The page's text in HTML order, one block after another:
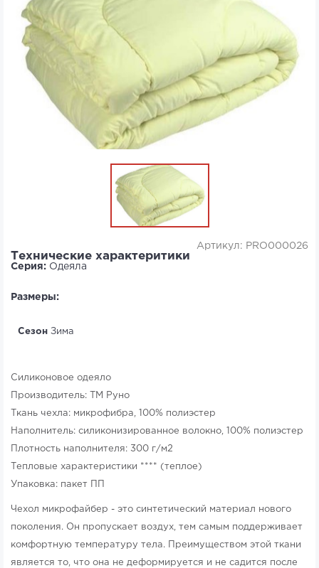
Артикул: PRO000026
Технические характеритики
Серия: Одеяла
Размеры:
Сезон Зима
Силиконовое одеяло
Производитель: ТМ Руно
Ткань чехла: микрофибра, 100% полиэстер
Наполнитель: силиконизированное волокно, 100% полиэстер
Плотность наполнителя: 300 г/м2
Тепловые характеристики **** (теплое)
Упаковка: пакет ПП
Чехол микрофайбер - это синтетический материал нового
поколения. Он пропускает воздух, тем самым поддерживает
комфортную температуру тела. Преимуществом этой ткани
является то, что она не деформируется и не садится после